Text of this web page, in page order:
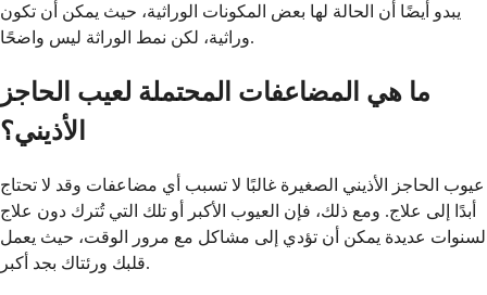
يبدو أيضًا أن الحالة لها بعض المكونات الوراثية، حيث يمكن أن تكون
وراثية، لكن نمط الوراثة ليس واضحًا.
ما هي المضاعفات المحتملة لعيب الحاجز
الأذيني؟
عيوب الحاجز الأذيني الصغيرة غالبًا لا تسبب أي مضاعفات وقد لا تحتاج
أبدًا إلى علاج. ومع ذلك، فإن العيوب الأكبر أو تلك التي تُترك دون علاج
لسنوات عديدة يمكن أن تؤدي إلى مشاكل مع مرور الوقت، حيث يعمل
قلبك ورئتاك بجد أكبر.